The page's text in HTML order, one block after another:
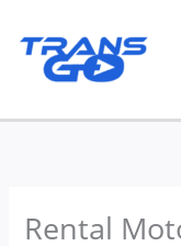
konten
Rental